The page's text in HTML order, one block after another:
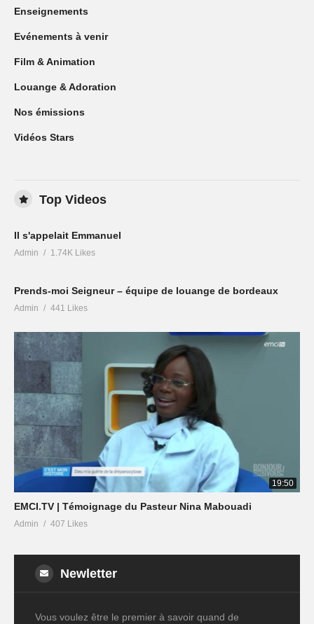
Enseignements
Evénements à venir
Film & Animation
Louange & Adoration
Nos émissions
Vidéos Stars
Top Videos
Il s'appelait Emmanuel
Admin 1.74K Likes
Prends-moi Seigneur – équipe de louange de bordeaux
Admin 441 Likes
19:50
EMCI.TV | Témoignage du Pasteur Nina Mabouadi
Admin 407 Likes
Newletter
Vous voulez être le premier à savoir quand de